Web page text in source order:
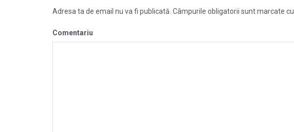
Adresa ta de email nu va fi publicată. Câmpurile obligatorii sunt marcate cu
Comentariu